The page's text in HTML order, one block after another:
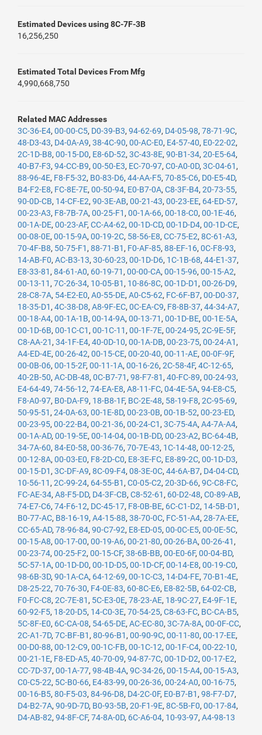
Estimated Devices using 8C-7F-3B
16,256,250
Estimated Total Devices From Mfg
4,990,668,750
Related MAC Addresses
3C-36-E4, 00-00-C5, D0-39-B3, 94-62-69, D4-05-98, 78-71-9C,
48-D3-43, D4-0A-A9, 38-4C-90, 00-AC-E0, E4-57-40, E0-22-02,
2C-1D-B8, 00-15-D0, E8-6D-52, 3C-43-8E, 90-B1-34, 20-E5-64,
40-B7-F3, 94-CC-B9, 00-50-E3, EC-70-97, C0-A0-0D, 3C-04-61 ,
88-96-4E, F8-F5-32, B0-83-D6, 44-AA-F5, 70-85-C6, D0-E5-4D,
B4-F2-E8, FC-8E-7E, 00-50-94, E0-B7-0A, C8-3F-B4, 20-73-55,
90-0D-CB, 14-CF-E2, 90-3E-AB, 00-21-43, 00-23-EE, 64-ED-57,
00-23-A3, F8-7B-7A, 00-25-F1 , 00-1A-66, 00-18-C0, 00-1E-46,
00-1A-DE, 00-23-AF, CC-A4-62, 00-1D-CD, 00-1D-D4, 00-1D-CE,
00-08-0E, 00-15-9A, 00-19-2C, 58-56-E8, CC-75-E2, 8C-61-A3,
70-4F-B8, 50-75-F1 , 88-71-B1 , F0-AF-85, 88-EF-16, 0C-F8-93,
14-AB-F0, AC-B3-13, 30-60-23, 00-1D-D6, 1C-1B-68, 44-E1-37,
E8-33-81 , 84-61-A0, 60-19-71 , 00-00-CA, 00-15-96, 00-15-A2,
00-13-11 , 7C-26-34, 10-05-B1 , 10-86-8C, 00-1D-D1 , 00-26-D9,
28-C8-7A, 54-E2-E0, A0-55-DE, A0-C5-62, FC-6F-B7, 00-D0-37,
18-35-D1 , 4C-38-D8, A8-9F-EC, 0C-EA-C9, F8-8B-37, 44-34-A7,
00-18-A4, 00-1A-1B, 00-14-9A, 00-13-71 , 00-1D-BE, 00-1E-5A,
00-1D-6B, 00-1C-C1 , 00-1C-11 , 00-1F-7E, 00-24-95, 2C-9E-5F,
C8-AA-21 , 34-1F-E4, 40-0D-10, 00-1A-DB, 00-23-75, 00-24-A1 ,
A4-ED-4E, 00-26-42, 00-15-CE, 00-20-40, 00-11-AE, 00-0F-9F,
00-0B-06, 00-15-2F, 00-11-1A, 00-16-26, 2C-58-4F, 4C-12-65,
40-2B-50, AC-DB-48, 0C-B7-71 , 98-F7-81 , 40-FC-89, 00-24-93,
E4-64-49, 74-56-12, 74-EA-E8, A8-11-FC, 04-4E-5A, 94-E8-C5,
F8-A0-97, B0-DA-F9, 18-B8-1F, BC-2E-48, 58-19-F8, 2C-95-69,
50-95-51 , 24-0A-63, 00-1E-8D, 00-23-0B, 00-1B-52, 00-23-ED,
00-23-95, 00-22-B4, 00-21-36, 00-24-C1 , 3C-75-4A, A4-7A-A4,
00-1A-AD, 00-19-5E, 00-14-04, 00-1B-DD, 00-23-A2, BC-64-4B,
34-7A-60, 84-E0-58, 00-36-76, 70-7E-43, 1C-14-48, 00-12-25,
00-12-8A, 00-03-E0, F8-2D-C0, E8-3E-FC, E8-89-2C, 00-1D-D3,
00-15-D1 , 3C-DF-A9, 8C-09-F4, 08-3E-0C, 44-6A-B7, D4-04-CD,
10-56-11 , 2C-99-24, 64-55-B1 , C0-05-C2, 20-3D-66, 9C-C8-FC,
FC-AE-34, A8-F5-DD, D4-3F-CB, C8-52-61 , 60-D2-48, C0-89-AB,
74-E7-C6, 74-F6-12, DC-45-17, F8-0B-BE, 6C-C1-D2, 14-5B-D1 ,
B0-77-AC, B8-16-19, A4-15-88, 38-70-0C, FC-51-A4, 28-7A-EE,
CC-65-AD, 78-96-84, 90-C7-92, E8-ED-05, 00-0C-E5, 00-0E-5C,
00-15-A8, 00-17-00, 00-19-A6, 00-21-80, 00-26-BA, 00-26-41 ,
00-23-74, 00-25-F2, 00-15-CF, 38-6B-BB, 00-E0-6F, 00-04-BD,
5C-57-1A, 00-1D-D0, 00-1D-D5, 00-1D-CF, 00-14-E8, 00-19-C0,
98-6B-3D, 90-1A-CA, 64-12-69, 00-1C-C3, 14-D4-FE, 70-B1-4E,
D8-25-22, 70-76-30, F4-0E-83, 60-8C-E6, E8-82-5B, 64-02-CB,
F0-FC-C8, 2C-7E-81 , 5C-E3-0E, 78-23-AE, 18-9C-27, E4-9F-1E,
60-92-F5, 18-20-D5, 14-C0-3E, 70-54-25, C8-63-FC, BC-CA-B5,
5C-8F-E0, 6C-CA-08, 54-65-DE, AC-EC-80, 3C-7A-8A, 00-0F-CC,
2C-A1-7D, 7C-BF-B1 , 80-96-B1 , 00-90-9C, 00-11-80, 00-17-EE,
00-D0-88, 00-12-C9, 00-1C-FB, 00-1C-12, 00-1F-C4, 00-22-10,
00-21-1E, F8-ED-A5, 40-70-09, 94-87-7C, 00-1D-D2, 00-17-E2,
CC-7D-37, 00-1A-77, 98-4B-4A, 9C-34-26, 00-15-A4, 00-15-A3,
C0-C5-22, 5C-B0-66, E4-83-99, 00-26-36, 00-24-A0, 00-16-75,
00-16-B5, 80-F5-03, 84-96-D8, D4-2C-0F, E0-B7-B1 , 98-F7-D7,
D4-B2-7A, 90-9D-7D, B0-93-5B, 20-F1-9E, 8C-5B-F0, 00-17-84,
D4-AB-82, 94-8F-CF, 74-8A-0D, 6C-A6-04, 10-93-97, A4-98-13